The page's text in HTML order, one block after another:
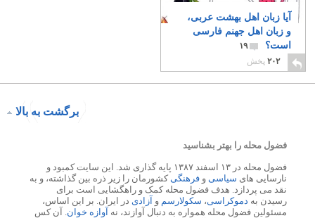
آیا زبان اهل بهشت عربی،
و زبان اهل جهنم فارسی
است؟
۱۹
۲۰۲ پخش
برگشت به بالا
فضول محله را بهتر بشناسید
فضول محله در ۱۳ اسفند ۱۳۸۷ پایه گذاری شد. این سایت کمبود و
نارسایی های سیاسی و فرهنگیکشورمان را زیر ذره بین گذاشته، و به
نقد می پردازد. هدف فضول محله کمک و راهگشایی است برای
رسیدن به دموکراسی، سکولارسم و آزادی در ایران. بر این اساس،
مسئولین فضول محله همواره به دنبال آوازند، نه آوازه خوان. آن کس